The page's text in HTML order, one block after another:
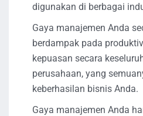
digunakan di berbagai
Gaya manajemen Anda
berdampak pada
kepuasan secara
perusahaan, yang
keberhasilan bisnis Anda.
Gaya manajemen Anda